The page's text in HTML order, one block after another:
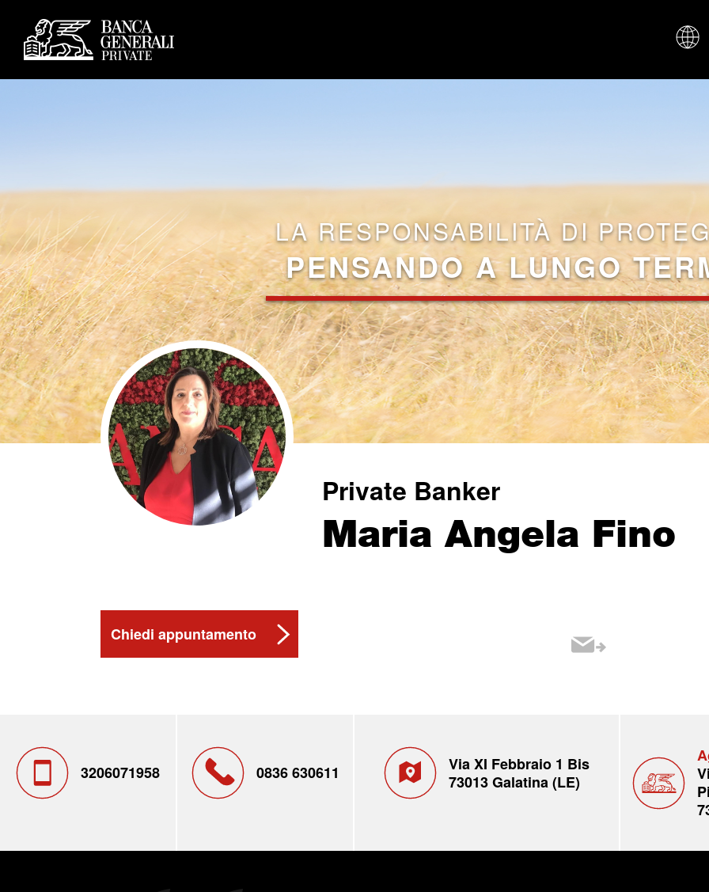
LA RESPONSABILITÀ DI
PENSANDO A LUNGO
Private Banker
Maria Angela Fino
Chiedi appuntamento
3206071958 0836 630611
Via XI Febbraio 1 Bis
73013 Galatina (LE)